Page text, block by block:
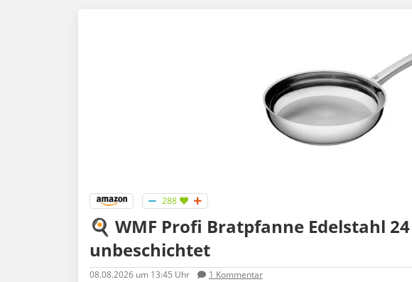
288
🍳 WMF Profi Bratpfanne Edelstahl
unbeschichtet
08.08.2026 um 13:45 Uhr 1 Kommentar